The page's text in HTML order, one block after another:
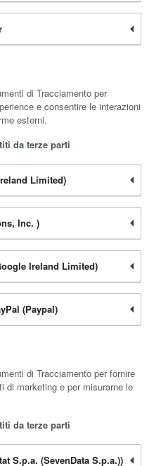
di Tracciamento per
e consentire le interazioni
esterni.
da terze parti
Limited)
Inc. )
Ireland Limited)
(Paypal)
di Tracciamento per fornire
di marketing e per misurarne le
da terze parti
S.p.a. (SevenData S.p.a.))